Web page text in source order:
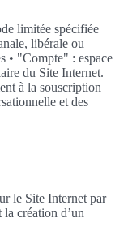
limitée spécifiée
libérale ou
• "Compte" : espace
du Site Internet.
à la souscription
et des
le Site Internet par
création d’un